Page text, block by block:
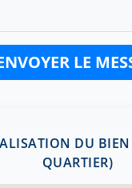
LE
DU
QUARTIER)